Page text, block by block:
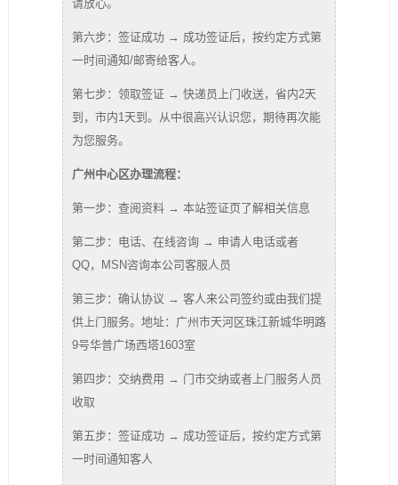
请放心。
第六步：签证成功 → 成功签证后，按约定方式第
一时间通知/邮寄给客人。
第七步：领取签证 → 快递员上门收送，省内2天
到，市内1天到。从中很高兴认识您，期待再次能
为您服务。
广州中心区办理流程：
第一步：查阅资料 → 本站签证页了解相关信息
第二步：电话、在线咨询 → 申请人电话或者
QQ，MSN咨询本公司客服人员
第三步：确认协议 → 客人来公司签约或由我们提
供上门服务。地址：广州市天河区珠江新城华明路
9号华普广场西塔1603室
第四步：交纳费用 → 门市交纳或者上门服务人员
收取
第五步：签证成功 → 成功签证后，按约定方式第
一时间通知客人